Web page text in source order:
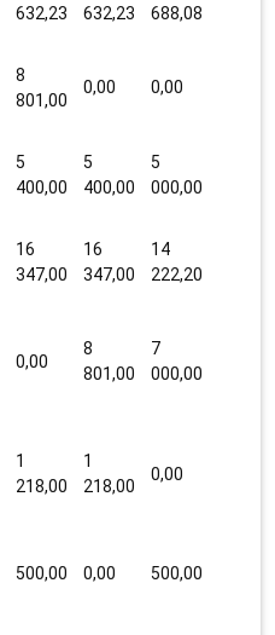
632,23 632,23 688,08
8
801,00
0,00 0,00
5
400,00
5
400,00
5
000,00
16
347,00
16
347,00
14
222,20
0,00
8
801,00
7
000,00
1
218,00
1
218,00
0,00
500,00 0,00 500,00